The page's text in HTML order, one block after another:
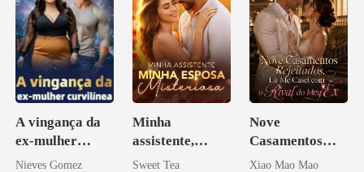
A vingança da
ex-mulher
curvilínea
Nieves Gomez
Minha
assistente,
minha esposa
Sweet Tea
Nove
Casamentos
Rejeitados, Eu
Xiao Mao Mao